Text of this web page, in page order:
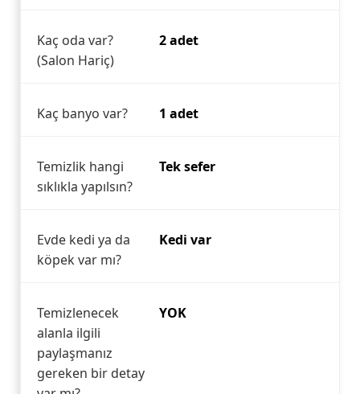
Kaç oda var?
(Salon Hariç)
2 adet
Kaç banyo var? 1 adet
Temizlik hangi
sıklıkla yapılsın?
Tek sefer
Evde kedi ya da
köpek var mı?
Kedi var
Temizlenecek
alanla ilgili
paylaşmanız
gereken bir detay
YOK